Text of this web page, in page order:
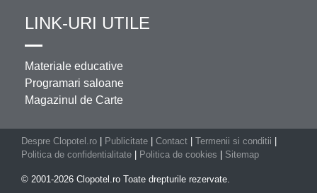
LINK-URI UTILE
Materiale educative
Programari saloane
Magazinul de Carte
Despre Clopotel.ro Publicitate Contact Termenii si conditii
Politica de confidentialitate
Politica de cookies Sitemap
© 2001-2026 Clopotel.ro Toate drepturile rezervate.